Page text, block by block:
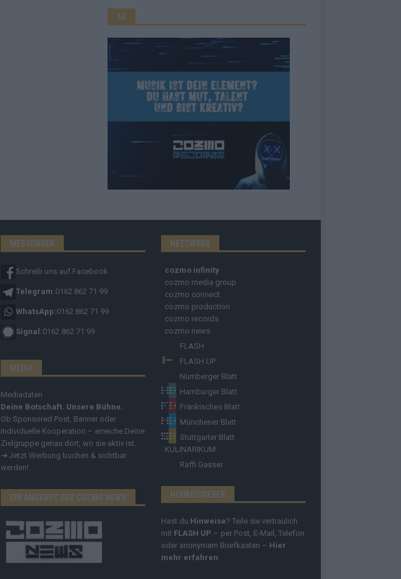
AD
MESSENGER
Schreib uns auf Facebook
Telegram:0162 862 71 99
WhatsApp:0162 862 71 99
Signal:0162 862 71 99
MEDIA
Mediadaten
Deine Botschaft. Unsere Bühne.
Ob Sponsored Post, Banner oder
individuelle Kooperation – erreiche Deine
Zielgruppe genau dort, wo sie aktiv ist.
➔ Jetzt Werbung buchen & sichtbar
werden!
EIN ANGEBOT DER COZMO NEWS
NETZWERK
cozmo infinity
cozmo media group
cozmo connect
cozmo production
cozmo records
cozmo news
FLASH
FLASH UP
Nürnberger Blatt
Hamburger Blatt
Fränkisches Blatt
Münchener Blatt
Stuttgarter Blatt
KULINARIKUM.
Raffi Gasser
HINWEISGEBER
Hast du Hinweise? Teile sie vertraulich
mit FLASH UP – per Post, E-Mail, Telefon
oder anonymem Briefkasten – Hier
mehr erfahren